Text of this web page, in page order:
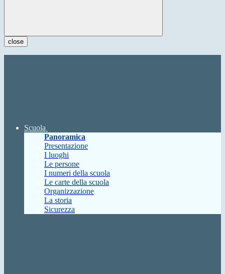
close
Scuola
Panoramica
Presentazione
I luoghi
Le persone
I numeri della scuola
Le carte della scuola
Organizzazione
La storia
Sicurezza